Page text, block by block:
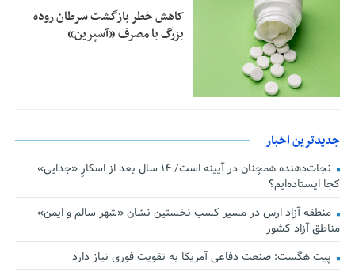
کاهش خطر بازگشت سرطان روده
بزرگ با مصرف «آسپرین»
جدیدترین اخبار
نجات‌دهنده‌ همچنان در آیینه است/ ۱۴ سال بعد از اسکارِ «جدایی»
کجا ایستاده‌ایم؟
منطقه آزاد ارس در مسیر کسب نخستین نشان «شهر سالم و ایمن»
مناطق آزاد کشور
پیت هگست: صنعت دفاعی آمریکا به تقویت فوری نیاز دارد